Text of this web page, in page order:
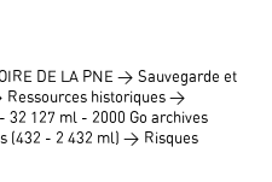
DE LA PNE > Sauvegarde et
Ressources historiques >
32 127 ml - 2000 Go archives
(432 - 2 432 ml) > Risques